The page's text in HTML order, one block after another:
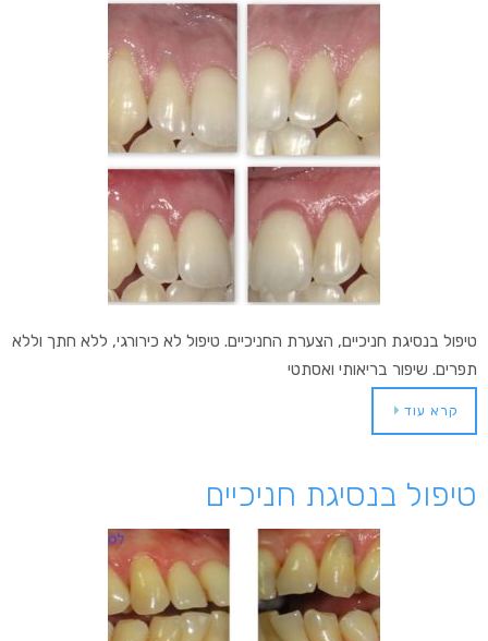
טיפול בנסיגת חניכיים, הצערת החניכיים. טיפול לא כירורגי, ללא חתך וללא
תפרים. שיפור בריאותי ואסתטי
קרא עוד
טיפול בנסיגת חניכיים